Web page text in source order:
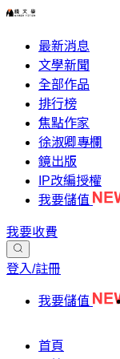
最新消息
文學新聞
全部作品
排行榜
焦點作家
徐淑卿專欄
鏡出版
IP改編授權
我要儲值
我要收費
登入/註冊
我要儲值
首頁